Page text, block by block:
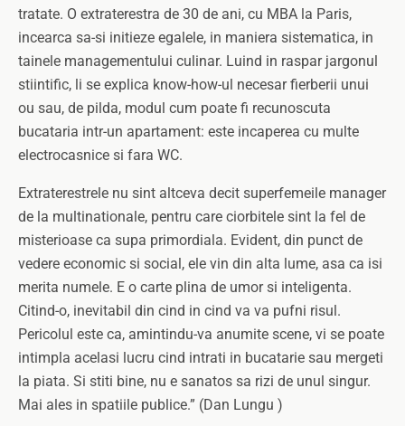
tratate. O extraterestra de 30 de ani, cu MBA la Paris,
incearca sa-si initieze egalele, in maniera sistematica, in
tainele managementului culinar. Luind in raspar jargonul
stiintific, li se explica know-how-ul necesar fierberii unui
ou sau, de pilda, modul cum poate fi recunoscuta
bucataria intr-un apartament: este incaperea cu multe
electrocasnice si fara WC.
Extraterestrele nu sint altceva decit superfemeile manager
de la multinationale, pentru care ciorbitele sint la fel de
misterioase ca supa primordiala. Evident, din punct de
vedere economic si social, ele vin din alta lume, asa ca isi
merita numele. E o carte plina de umor si inteligenta.
Citind-o, inevitabil din cind in cind va va pufni risul.
Pericolul este ca, amintindu-va anumite scene, vi se poate
intimpla acelasi lucru cind intrati in bucatarie sau mergeti
la piata. Si stiti bine, nu e sanatos sa rizi de unul singur.
Mai ales in spatiile publice.” (Dan Lungu )